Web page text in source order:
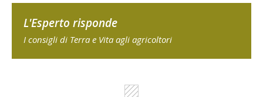
L'Esperto risponde
I consigli di Terra e Vita agli agricoltori